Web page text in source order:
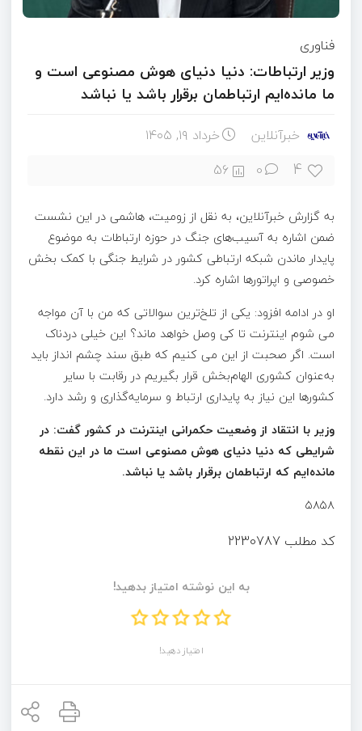
فناوری
وزیر ارتباطات: دنیا دنیای هوش مصنوعی است و
ما مانده‌ایم ارتباطمان برقرار باشد یا نباشد
خبرآنلاین خرداد ۱۹, ۱۴۰۵
4
0
56
به گزارش خبرآنلاین، به نقل از زومیت، هاشمی در این نشست
ضمن اشاره به آسیب‌های جنگ در حوزه ارتباطات به موضوع
پایدار ماندن شبکه ارتباطی کشور در شرایط جنگی با کمک بخش
خصوصی و اپراتورها اشاره کرد.
او در ادامه افزود: یکی از تلخ‌ترین سوالاتی که من با آن مواجه
می شوم اینترنت تا کی وصل خواهد ماند؟ این خیلی دردناک
است. اگر صحبت از این می کنیم که طبق سند چشم انداز باید
به‌عنوان کشوری الهام‌بخش قرار بگیریم در رقابت با سایر
کشورها این نیاز به پایداری ارتباط و سرمایه‌گذاری و رشد دارد.
وزیر با انتقاد از وضعیت حکمرانی اینترنت در کشور گفت: در
شرایطی که دنیا دنیای هوش مصنوعی است ما در این نقطه
مانده‌ایم که ارتباطمان برقرار باشد یا نباشد.
۵۸۵۸
کد مطلب 2230787
به این نوشته امتیاز بدهید!
امتیاز دهید!